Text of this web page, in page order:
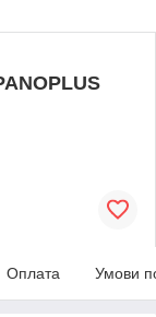
Оплата Умови